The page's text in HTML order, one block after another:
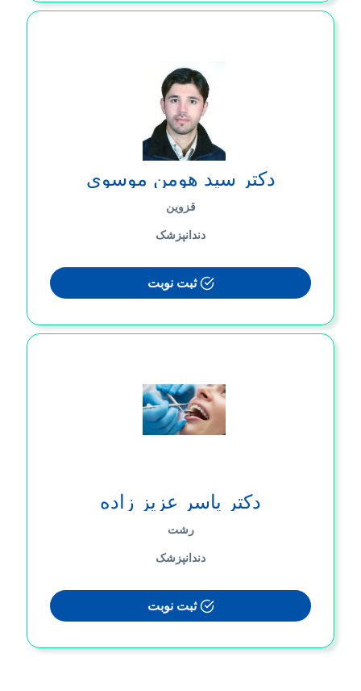
دکتر سید هومن موسوی
قزوین
دندانپزشک
ثبت نوبت
دکتر یاسر عزیز زاده
رشت
دندانپزشک
ثبت نوبت